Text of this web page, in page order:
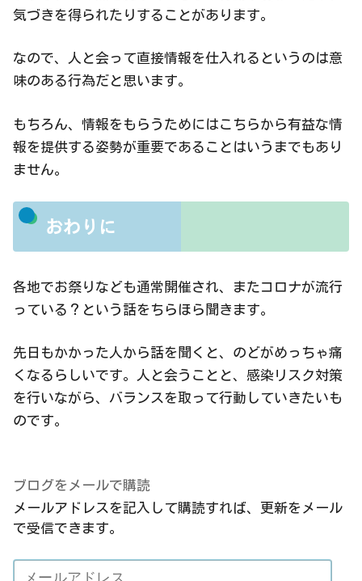
気づきを得られたりすることがあります。
なので、人と会って直接情報を仕入れるというのは意
味のある行為だと思います。
もちろん、情報をもらうためにはこちらから有益な情
報を提供する姿勢が重要であることはいうまでもあり
ません。
おわりに
各地でお祭りなども通常開催され、またコロナが流行
っている？という話をちらほら聞きます。
先日もかかった人から話を聞くと、のどがめっちゃ痛
くなるらしいです。人と会うことと、感染リスク対策
を行いながら、バランスを取って行動していきたいも
のです。
ブログをメールで購読
メールアドレスを記入して購読すれば、更新をメール
で受信できます。